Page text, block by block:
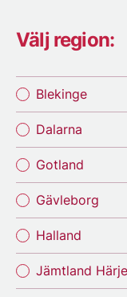
Välj region:
Blekinge
Dalarna
Gotland
Gävleborg
Halland
Jämtland